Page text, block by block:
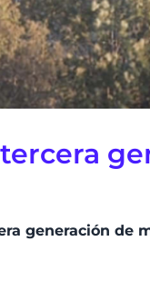
generación de